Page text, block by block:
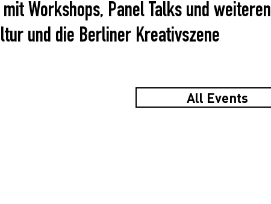
Workshops, Panel Talks und weiteren
und die Berliner Kreativszene
All Events